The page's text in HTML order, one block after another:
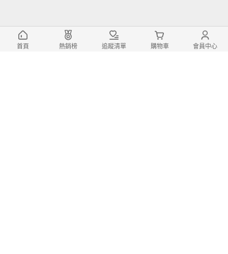
首頁 熱銷榜 追蹤清單 購物車 會員中心